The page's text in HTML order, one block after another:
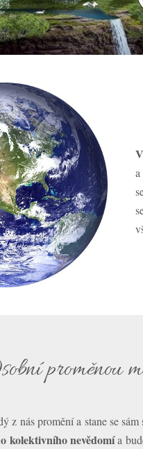
proměnou
z nás promění a stane se
kolektivního nevědomía